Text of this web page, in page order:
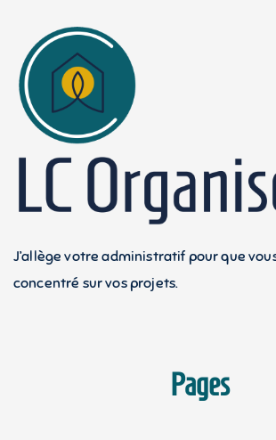
J’allège votre administratif pour que
concentré sur vos projets.
Pages